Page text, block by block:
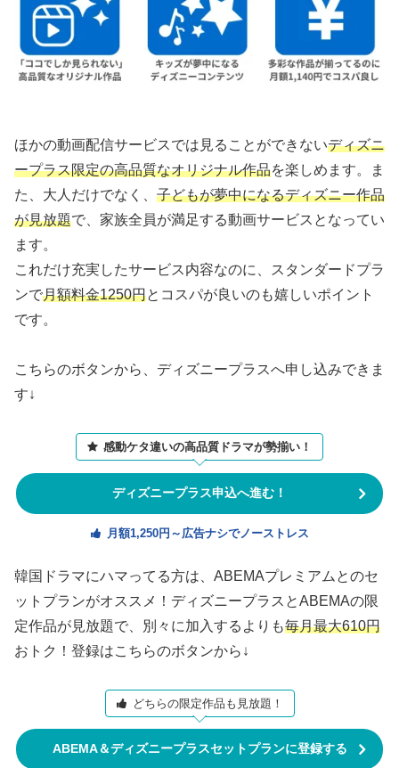
ほかの動画配信サービスでは見ることができないディズニ
ープラス限定の高品質なオリジナル作品を楽しめます。ま
た、大人だけでなく、 子どもが夢中になるディズニー作品
が見放題で、家族全員が満足する動画サービスとなってい
ます。
これだけ充実したサービス内容なのに、スタンダードプラ
ンで月額料金1250円とコスパが良いのも嬉しいポイント
です。
こちらのボタンから、ディズニープラスへ申し込みできま
す↓
感動ケタ違いの高品質ドラマが勢揃い！
ディズニープラス申込へ進む！
月額1,250円～広告ナシでノーストレス
韓国ドラマにハマってる方は、ABEMAプレミアムとのセ
ットプランがオススメ！ディズニープラスとABEMAの限
定作品が見放題で、別々に加入するよりも毎月最大610円
おトク！登録はこちらのボタンから↓
どちらの限定作品も見放題！
ABEMA＆ディズニープラスセットプランに登録する